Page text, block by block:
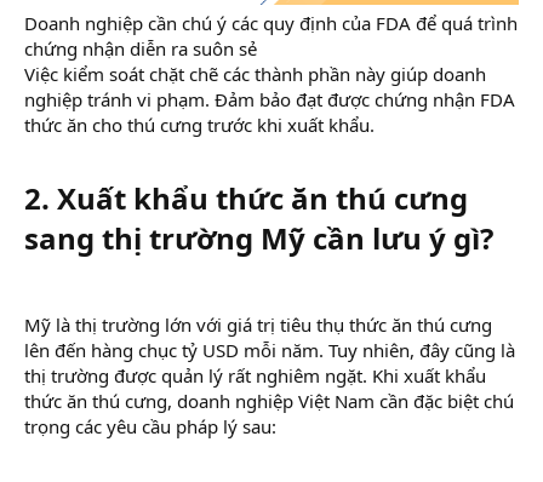
Doanh nghiệp cần chú ý các quy định của FDA để quá trình
chứng nhận diễn ra suôn sẻ
Việc kiểm soát chặt chẽ các thành phần này giúp doanh
nghiệp tránh vi phạm. Đảm bảo đạt được chứng nhận FDA
thức ăn cho thú cưng trước khi xuất khẩu.
2. Xuất khẩu thức ăn thú cưng
sang thị trường Mỹ cần lưu ý gì?
Mỹ là thị trường lớn với giá trị tiêu thụ thức ăn thú cưng
lên đến hàng chục tỷ USD mỗi năm. Tuy nhiên, đây cũng là
thị trường được quản lý rất nghiêm ngặt. Khi xuất khẩu
thức ăn thú cưng, doanh nghiệp Việt Nam cần đặc biệt chú
trọng các yêu cầu pháp lý sau: